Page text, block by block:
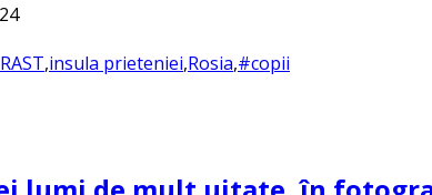
,insula prieteniei,Rosia,#copii